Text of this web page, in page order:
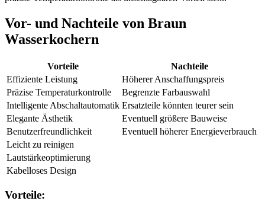
Vor- und Nachteile von Braun
Wasserkochern
Vorteile
Nachteile
Effiziente Leistung
Höherer Anschaffungspreis
Präzise Temperaturkontrolle
Begrenzte Farbauswahl
Intelligente Abschaltautomatik Ersatzteile könnten teurer sein
Elegante Ästhetik
Eventuell größere Bauweise
Benutzerfreundlichkeit
Eventuell höherer Energieverbrauch
Leicht zu reinigen
Lautstärkeoptimierung
Kabelloses Design
Vorteile: